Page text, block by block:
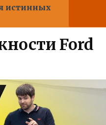
истинных
Ford